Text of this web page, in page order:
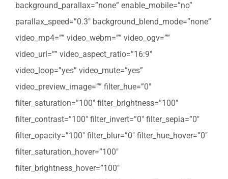
background_parallax=”none” enable_mobile=”no”
parallax_speed=”0.3″ background_blend_mode=”none”
video_mp4=”” video_webm=”” video_ogv=””
video_url=”” video_aspect_ratio=”16:9″
video_loop=”yes” video_mute=”yes”
video_preview_image=”” filter_hue=”0″
filter_saturation=”100″ filter_brightness=”100″
filter_contrast=”100″ filter_invert=”0″ filter_sepia=”0″
filter_opacity=”100″ filter_blur=”0″ filter_hue_hover=”0″
filter_saturation_hover=”100″
filter_brightness_hover=”100″